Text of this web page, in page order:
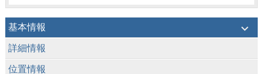
基本情報 keyboard_arrow_down
詳細情報
位置情報